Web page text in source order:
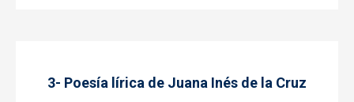
3- Poesía lírica de Juana Inés de la Cruz